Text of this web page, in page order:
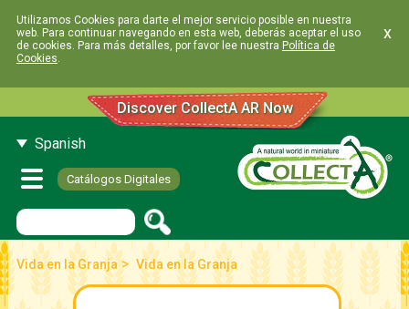
Utilizamos Cookies para darte el mejor servicio posible en nuestra
web. Para continuar navegando en esta web, deberás aceptar el uso
de cookies. Para más detalles, por favor lee nuestra Política de
Cookies.
x
Discover CollectA AR Now
Spanish
Catálogos Digitales
Vida en la Granja> Vida en la Granja